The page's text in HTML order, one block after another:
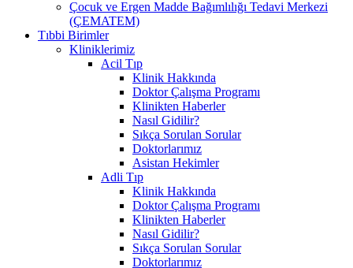
Çocuk ve Ergen Madde Bağımlılığı Tedavi Merkezi
(ÇEMATEM)
Tıbbi Birimler
Kliniklerimiz
Acil Tıp
Klinik Hakkında
Doktor Çalışma Programı
Klinikten Haberler
Nasıl Gidilir?
Sıkça Sorulan Sorular
Doktorlarımız
Asistan Hekimler
Adli Tıp
Klinik Hakkında
Doktor Çalışma Programı
Klinikten Haberler
Nasıl Gidilir?
Sıkça Sorulan Sorular
Doktorlarımız